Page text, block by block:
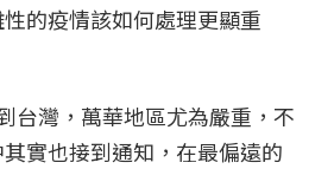
的疫情該如何處理更顯重
台灣，萬華地區尤為嚴重，不
實也接到通知，在最偏遠的